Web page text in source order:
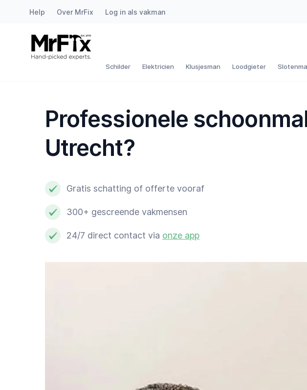
Help Over MrFix Log in als vakman
Schilder Elektricien Klusjesman Loodgieter
Schilder
Loodgieter
Slotenmaker
Witgoedmonteur
Hovenier
Schoonmaker
Computer expert
Professionele
Utrecht?
Gratis schatting of offerte vooraf
300+ gescreende vakmensen
24/7 direct contact via onze app